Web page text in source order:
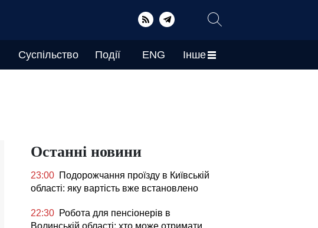
Суспільство Події ENG Інше
Останні новини
23:00 Подорожчання проїзду в Київській
області: яку вартість вже встановлено
22:30 Робота для пенсіонерів в
Волинській області: хто може отримати